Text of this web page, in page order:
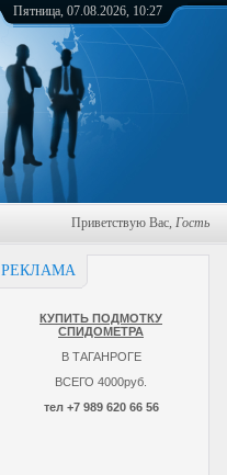
Пятница, 07.08.2026, 10:27
Приветствую Вас, Гость
РЕКЛАМА
КУПИТЬ ПОДМОТКУ
СПИДОМЕТРА
В ТАГАНРОГЕ
ВСЕГО 4000руб.
тел +7 989 620 66 56